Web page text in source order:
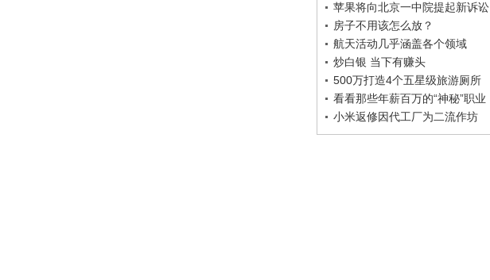
苹果将向北京一中院提起新诉讼
房子不用该怎么放？
航天活动几乎涵盖各个领域
炒白银 当下有赚头
500万打造4个五星级旅游厕所
看看那些年薪百万的“神秘”职业
小米返修因代工厂为二流作坊